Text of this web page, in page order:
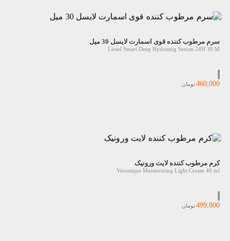
سرم مرطوب کننده قوی اسمارت لایسل 30 میل
Liesel Smart Deep Hydrating Serum 24H 30 M
460,000تومان
کرم مرطوب کننده لایت ورونیک
Veronique Moisturizing Light Cream 40 ml
499,800تومان